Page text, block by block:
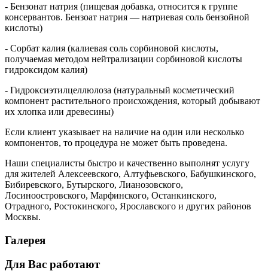
- Бензонат натрия (пищевая добавка, относится к группе
консервантов. Бензоат натрия — натриевая соль бензойной
кислоты)
- Сорбат калия (калиевая соль сорбиновой кислоты,
получаемая методом нейтрализации сорбиновой кислоты
гидроксидом калия)
- Гидроксиэтилцеллюлоза (натуральный косметический
компонент растительного происхождения, который добывают
их хлопка или древесины)
Если клиент указывает на наличие на один или несколько
компонентов, то процедура не может быть проведена.
Наши специалисты быстро и качественно выполнят услугу
для жителей Алексеевского, Алтуфьевского, Бабушкинского,
Бибиревского, Бутырского, Лианозовского,
Лосиноостровского, Марфинского, Останкинского,
Отрадного, Ростокинского, Ярославского и других районов
Москвы.
Галерея
Для Вас работают